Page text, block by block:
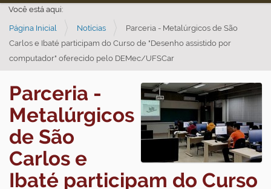
Busca Avançada…
Você está aqui:
Página Inicial Notícias
Parceria - Metalúrgicos de São
Carlos e Ibaté participam do Curso de "Desenho assistido por
computador" oferecido pelo DEMec/UFSCar
Parceria -
Metalúrgicos
de São
Carlos e
Ibaté participam do Curso